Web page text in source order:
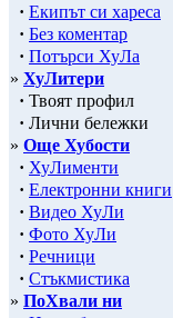
· Екипът си хареса
· Без коментар
· Потърси ХуЛа
» ХуЛитери
· Твоят профил
· Лични бележки
» Още Хубости
· ХуЛименти
· Електронни книги
· Видео ХуЛи
· Фото ХуЛи
· Речници
· Стъкмистика
» ПоХвали ни